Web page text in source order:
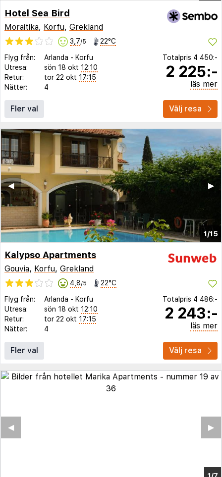
Hotel Sea Bird
Moraitika, Korfu, Grekland
3,7/5 22°C
Flyg från: Arlanda - Korfu
Utresa:
sön 18 okt 12:10
Retur:
tor 22 okt 17:15
Nätter:
4
Totalpris 4 450:-
2 225:-
läs mer
Fler val Välj resa
1/15
▶︎
◀︎
Kalypso Apartments
Gouvia, Korfu, Grekland
4,8/5 22°C
Flyg från: Arlanda - Korfu
Utresa:
sön 18 okt 12:10
Retur:
tor 22 okt 17:15
Nätter:
4
Totalpris 4 486:-
2 243:-
läs mer
Fler val Välj resa